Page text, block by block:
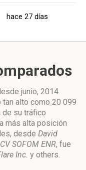
hace 27 días
junio, 2014.
alto como 20 099
de su tráfico
más alta posición
desde David
SOFOM ENR, fue
Inc. y others.